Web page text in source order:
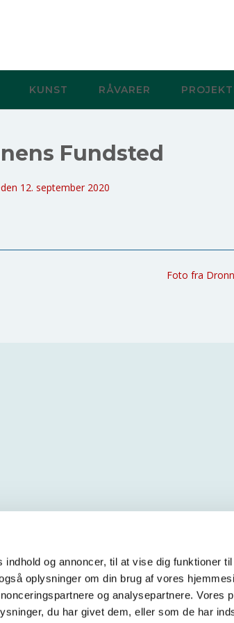
og annoncer, til at vise dig funktioner
oplysninger om din brug af vores
og analysepartnere. Vores
du har givet dem, eller som de har
KUNST RÅVARER
Fundsted
12. september 2020
Foto fra